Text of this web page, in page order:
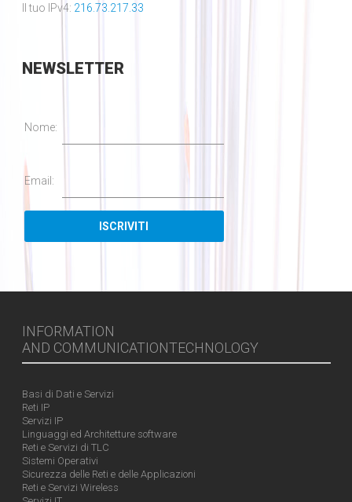
Il tuo IPv4: 216.73.217.33
NEWSLETTER
Nome:
Email:
INFORMATION
AND COMMUNICATIONTECHNOLOGY
Basi di Dati e Servizi
Reti IP
Servizi IP
Linguaggi ed Architetture software
Reti e Servizi di TLC
Sistemi Operativi
Sicurezza delle Reti e delle Applicazioni
Reti e Servizi Wireless